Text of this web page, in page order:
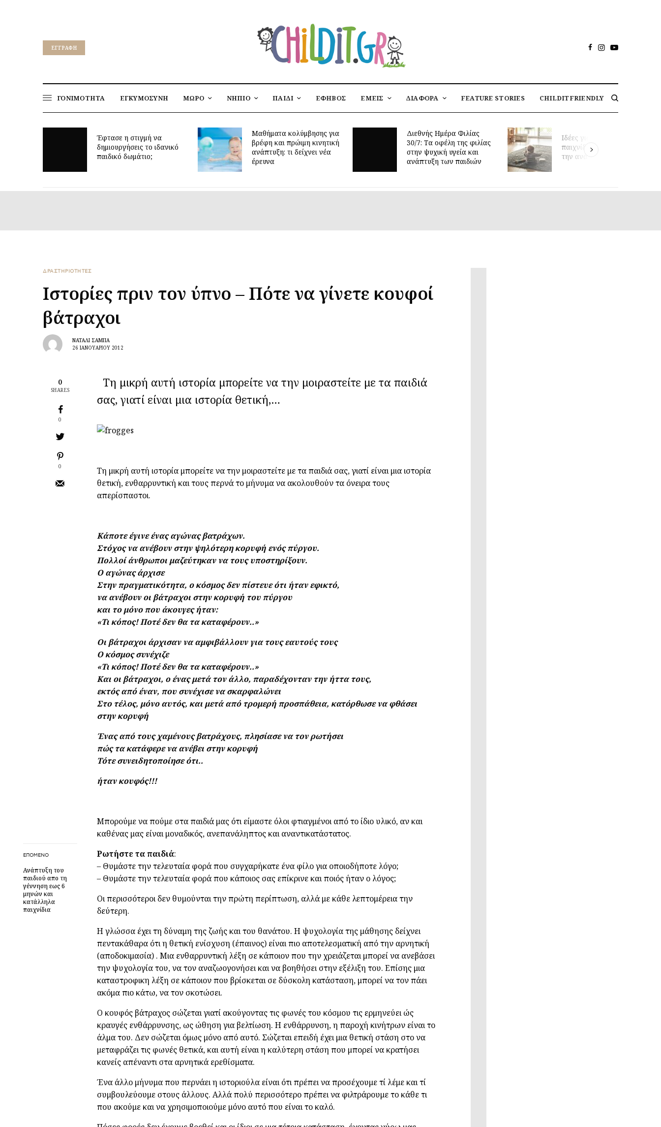
EΓΓΡΑΦΉ
ΓΟΝΙΜΟΤΗΤΑ ΕΓΚΥΜΟΣΥΝΗ ΜΩΡΟ ΝΗΠΙΟ ΠΑΙΔΙ ΕΦΗΒΟΣ ΕΜΕΙΣ ΔΙΑΦΟΡΑ FEATURE STORIES CHILDITFRIENDLY
Έφτασε η στιγμή να
δημιουργήσεις το ιδανικό
παιδικό δωμάτιο;
Μαθήματα κολύμβησης για
βρέφη και πρώιμη κινητική
ανάπτυξη: τι δείχνει νέα
έρευνα
Διεθνής Ημέρα Φιλίας
30/7: Tα οφέλη της φιλίας
στην ψυχική υγεία και
ανάπτυξη των παιδιών
Ιδέες για καθημερινό
παιχνίδι που υποστηρίζουν
την ανάπτυξη του μωρού
ΔΡΑΣΤΗΡΙΟΤΗΤΕΣ
Ιστορίες πριν τον ύπνο – Πότε να γίνετε κουφοί
βάτραχοι
ΝΑΤΑΛΊ ΣΑΜΠΆ
26 ΙΑΝΟΥΑΡΊΟΥ 2012
0
SHARES
0
0
ΕΠΌΜΕΝΟ
Ανάπτυξη του
παιδιού απο τη
γέννηση εως 6
μηνών και
κατάλληλα
παιχνίδια
Τη μικρή αυτή ιστορία μπορείτε να την μοιραστείτε με τα παιδιά
σας, γιατί είναι μια ιστορία θετική,…
Τη μικρή αυτή ιστορία μπορείτε να την μοιραστείτε με τα παιδιά σας, γιατί είναι μια ιστορία
θετική, ενθαρρυντική και τους περνά το μήνυμα να ακολουθούν τα όνειρα τους
απερίσπαστοι.
Κάποτε έγινε ένας αγώνας βατράχων.
Στόχος να ανέβουν στην ψηλότερη κορυφή ενός πύργου.
Πολλοί άνθρωποι μαζεύτηκαν να τους υποστηρίξουν.
Ο αγώνας άρχισε
Στην πραγματικότητα, ο κόσμος δεν πίστευε ότι ήταν εφικτό,
να ανέβουν οι βάτραχοι στην κορυφή του πύργου
και το μόνο που άκουγες ήταν:
«Τι κόπος! Ποτέ δεν θα τα καταφέρουν..»
Οι βάτραχοι άρχισαν να αμφιβάλλουν για τους εαυτούς τους
Ο κόσμος συνέχιζε
«Τι κόπος! Πoτέ δεν θα τα καταφέρουν..»
Και οι βάτραχοι, ο ένας μετά τον άλλο, παραδέχονταν την ήττα τους,
εκτός από έναν, που συνέχισε να σκαρφαλώνει
Στο τέλος, μόνο αυτός, και μετά από τρομερή προσπάθεια, κατόρθωσε να φθάσει
στην κορυφή
Ένας από τους χαμένους βατράχους, πλησίασε να τον ρωτήσει
πώς τα κατάφερε να ανέβει στην κορυφή
Τότε συνειδητοποίησε ότι..
ήταν κουφός!!!
Μπορούμε να πούμε στα παιδιά μας ότι είμαστε όλοι φτιαγμένοι από το ίδιο υλικό, αν και
καθένας μας είναι μοναδικός, ανεπανάληπτος και αναντικατάστατος.
Ρωτήστε τα παιδιά:
– Θυμάστε την τελευταία φορά που συγχαρήκατε ένα φίλο για οποιοδήποτε λόγο;
– Θυμάστε την τελευταία φορά που κάποιος σας επίκρινε και ποιός ήταν ο λόγος;
Οι περισσότεροι δεν θυμούνται την πρώτη περίπτωση, αλλά με κάθε λεπτομέρεια την
δεύτερη.
Η γλώσσα έχει τη δύναμη της ζωής και του θανάτου. Η ψυχολογία της μάθησης δείχνει
πεντακάθαρα ότι η θετική ενίσχυση (έπαινος) είναι πιο αποτελεσματική από την αρνητική
(αποδοκιμασία) . Μια ενθαρρυντική λέξη σε κάποιον που την χρειάζεται μπορεί να ανεβάσει
την ψυχολογία του, να τον αναζωογονήσει και να βοηθήσει στην εξέλιξη του. Επίσης μια
καταστροφικη λέξη σε κάποιον που βρίσκεται σε δύσκολη κατάσταση, μπορεί να τον πάει
ακόμα πιο κάτω, να τον σκοτώσει.
Ο κουφός βάτραχος σώζεται γιατί ακούγοντας τις φωνές του κόσμου τις ερμηνεύει ώς
κραυγές ενθάρρυνσης, ως ώθηση για βελτίωση. Η ενθάρρυνση, η παροχή κινήτρων είναι το
άλμα του. Δεν σώζεται όμως μόνο από αυτό. Σώζεται επειδή έχει μια θετική στάση στο να
μεταφράζει τις φωνές θετικά, και αυτή είναι η καλύτερη στάση που μπορεί να κρατήσει
κανείς απέναντι στα αρνητικά ερεθίσματα.
Ένα άλλο μήνυμα που περνάει η ιστοριούλα είναι ότι πρέπει να προσέχουμε τί λέμε και τί
συμβουλεύουμε στους άλλους. Αλλά πολύ περισσότερο πρέπει να φιλτράρουμε το κάθε τι
που ακούμε και να χρησιμοποιούμε μόνο αυτό που είναι το καλό.